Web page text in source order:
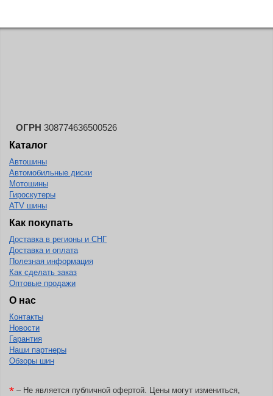
ОГРН 308774636500526
Каталог
Автошины
Автомобильные диски
Мотошины
Гироскутеры
ATV шины
Как покупать
Доставка в регионы и СНГ
Доставка и оплата
Полезная информация
Как сделать заказ
Оптовые продажи
О нас
Контакты
Новости
Гарантия
Наши партнеры
Обзоры шин
* – Не является публичной офертой. Цены могут измениться,